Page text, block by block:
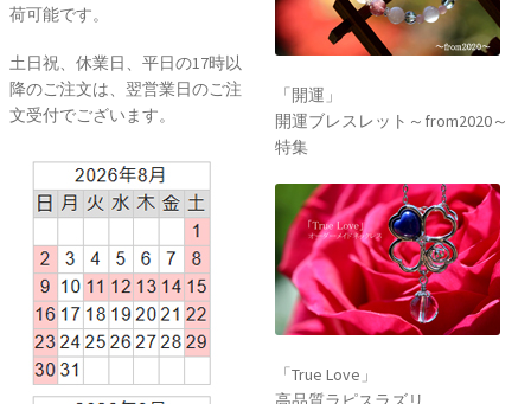
荷可能です。
土日祝、休業日、平日の17時以
降のご注文は、翌営業日のご注
文受付でございます。
「開運」
開運ブレスレット～from2020～
特集
「True Love」